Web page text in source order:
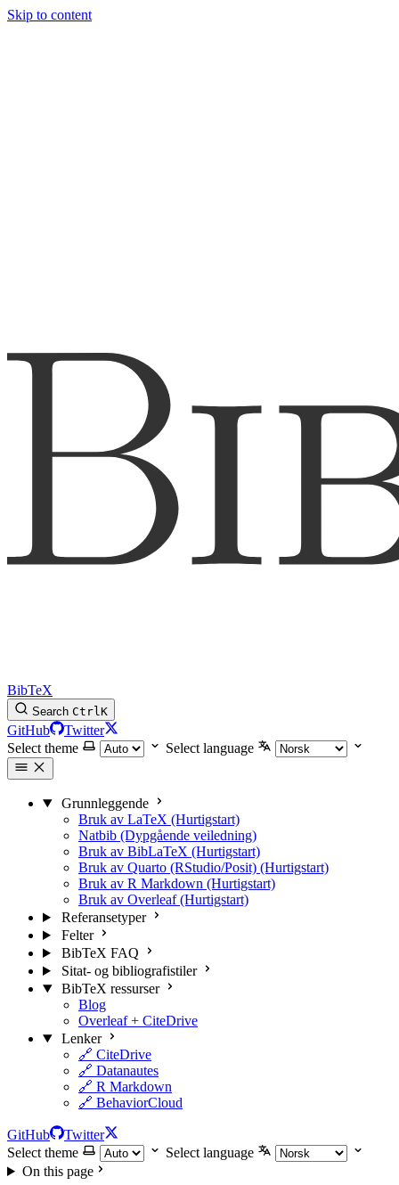
Skip to content
BibTeX
Search CtrlK
GitHub
Twitter
Select theme
Select language
Grunnleggende
Bruk av LaTeX (Hurtigstart)
Natbib (Dypgående veiledning)
Bruk av BibLaTeX (Hurtigstart)
Bruk av Quarto (RStudio/Posit) (Hurtigstart)
Bruk av R Markdown (Hurtigstart)
Bruk av Overleaf (Hurtigstart)
Referansetyper
Felter
BibTeX FAQ
Sitat- og bibliografistiler
BibTeX ressurser
Blog
Overleaf + CiteDrive
Lenker
🔗 CiteDrive
🔗 Datanautes
🔗 R Markdown
🔗 BehaviorCloud
GitHub
Twitter
Select theme
Select language
On this page